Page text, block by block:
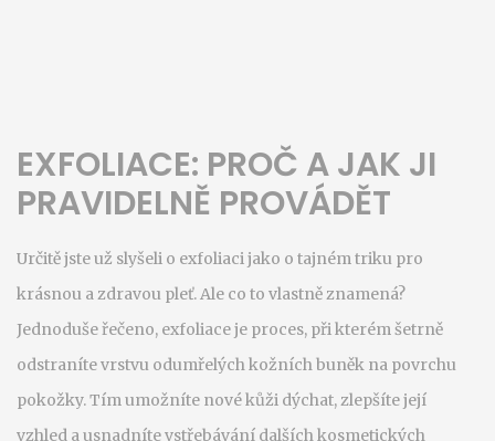
EXFOLIACE: PROČ A JAK JI
PRAVIDELNĚ PROVÁDĚT
Určitě jste už slyšeli o exfoliaci jako o tajném triku pro
krásnou a zdravou pleť. Ale co to vlastně znamená?
Jednoduše řečeno, exfoliace je proces, při kterém šetrně
odstraníte vrstvu odumřelých kožních buněk na povrchu
pokožky. Tím umožníte nové kůži dýchat, zlepšíte její
vzhled a usnadníte vstřebávání dalších kosmetických